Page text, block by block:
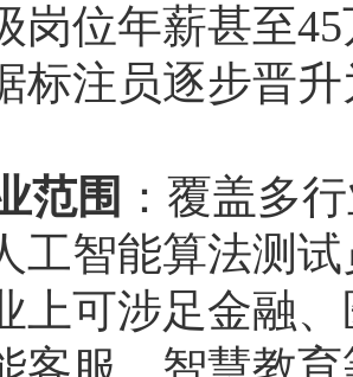
岗位年薪甚至
标注员逐步晋
范围 ：覆盖多
工智能算法测
上可涉足金融